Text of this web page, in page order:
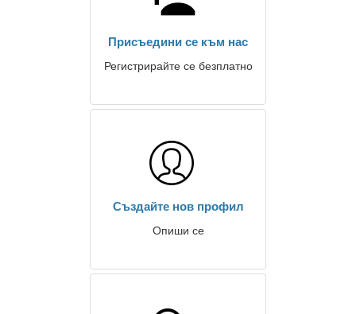
Присъедини се към нас
Регистрирайте се безплатно
Създайте нов профил
Опиши се